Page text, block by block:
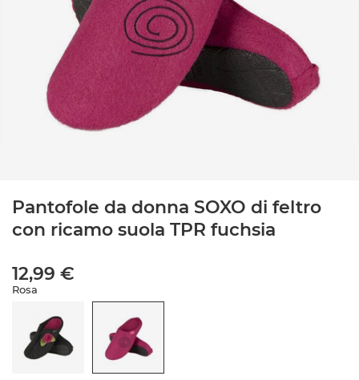
Pantofole da donna SOXO di feltro
con ricamo suola TPR fuchsia
12,99 €
Rosa